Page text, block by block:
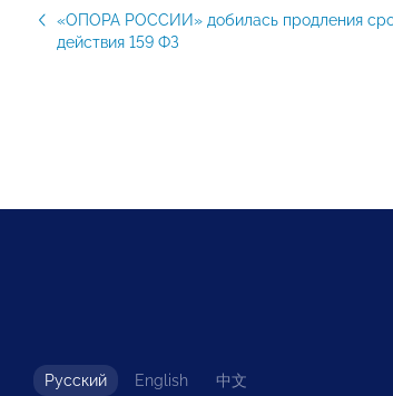
«ОПОРА РОССИИ» добилась продления
действия 159 ФЗ
Русский English 中文